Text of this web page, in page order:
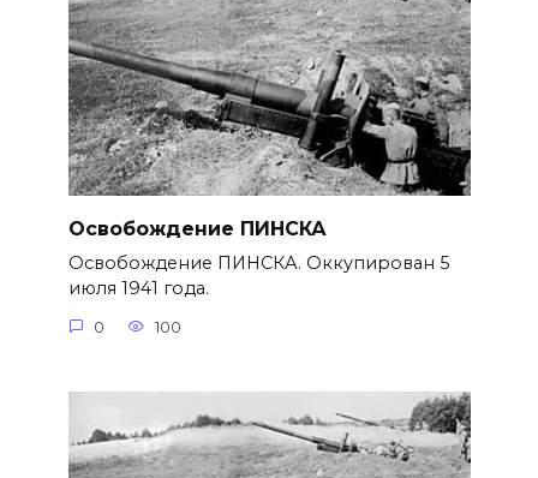
Освобождение ПИНСКА
Освобождение ПИНСКА. Оккупирован 5
июля 1941 года.
0 100